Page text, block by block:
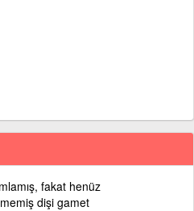
fakat henüz
dişi gamet